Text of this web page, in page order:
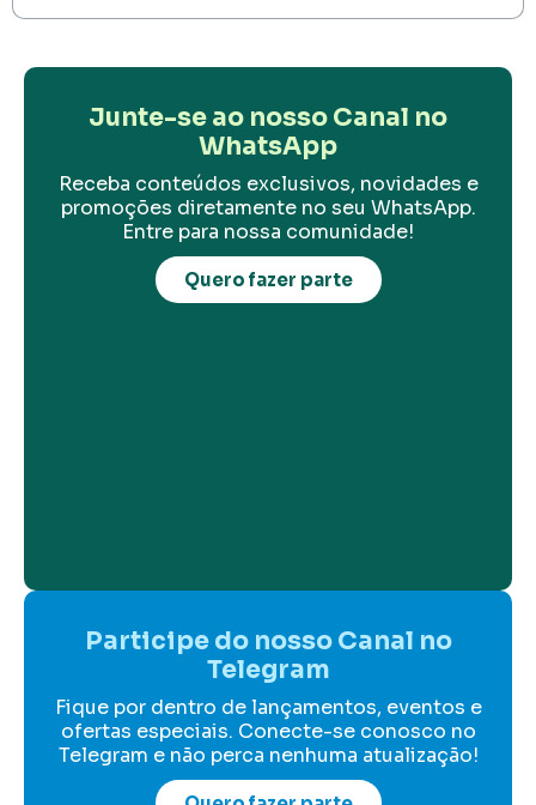
Junte-se ao nosso Canal no
WhatsApp
Receba conteúdos exclusivos, novidades e
promoções diretamente no seu WhatsApp.
Entre para nossa comunidade!
Quero fazer parte
Participe do nosso Canal no
Telegram
Fique por dentro de lançamentos, eventos e
ofertas especiais. Conecte-se conosco no
Telegram e não perca nenhuma atualização!